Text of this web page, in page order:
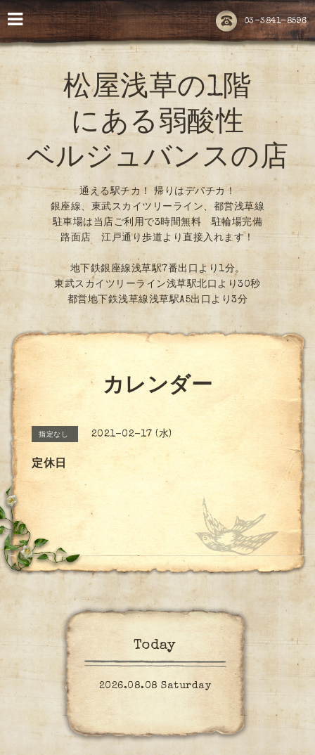
03-3841-8596
松屋浅草の1階
にある弱酸性
ベルジュバンスの店
通える駅チカ！ 帰りはデパチカ！
銀座線、東武スカイツリーライン、都営浅草線
駐車場は当店ご利用で3時間無料 駐輪場完備
路面店 江戸通り歩道より直接入れます！
地下鉄銀座線浅草駅7番出口より1分。
東武スカイツリーライン浅草駅北口より30秒
都営地下鉄浅草線浅草駅A5出口より3分
カレンダー
指定なし 2021-02-17 (水)
定休日
Today
2026.08.08 Saturday